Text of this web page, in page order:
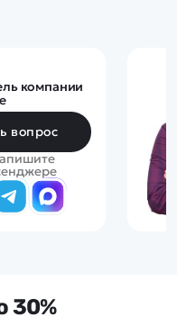
компании
вопрос
30%